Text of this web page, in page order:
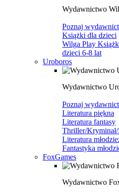
Wydawnictwo
Poznaj
Książki dla dzieci
Wilga Play
dzieci 6-8 lat
Uroboros
Wydawnictwo
Poznaj
Literatura piękna
Literatura fantasy
Thriller/Kryminał/
Literatura
Fantastyka
FoxGames
Wydawnictwo